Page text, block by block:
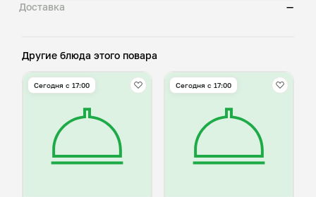
Доставка —
Другие блюда этого повара
Сегодня с 17:00 Сегодня с 17:00